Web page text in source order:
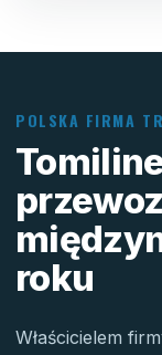
POLSKA FIRMA
roku
Właścicielem